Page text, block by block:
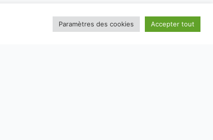
Paramètres des cookies Accepter tout